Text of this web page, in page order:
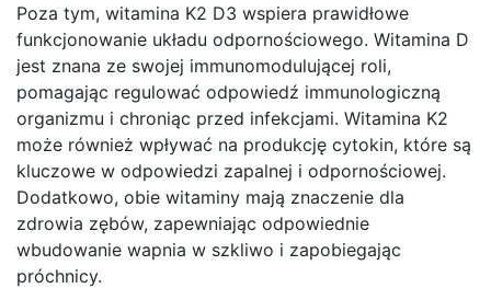
Poza tym, witamina K2 D3 wspiera prawidłowe
funkcjonowanie układu odpornościowego. Witamina D
jest znana ze swojej immunomodulującej roli,
pomagając regulować odpowiedź immunologiczną
organizmu i chroniąc przed infekcjami. Witamina K2
może również wpływać na produkcję cytokin, które są
kluczowe w odpowiedzi zapalnej i odpornościowej.
Dodatkowo, obie witaminy mają znaczenie dla
zdrowia zębów, zapewniając odpowiednie
wbudowanie wapnia w szkliwo i zapobiegając
próchnicy.